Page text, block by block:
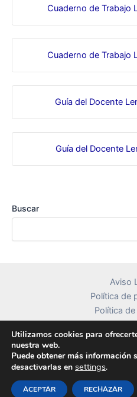
Cuaderno de Trabajo
Cuaderno de Trabajo
Guía del Docente
Guía del Docente
Buscar
Aviso
Política de
Política
Utilizamos cookies para
nuestra web.
Puede obtener más información
desactivarlas en settings.
ACEPTAR RECHAZAR